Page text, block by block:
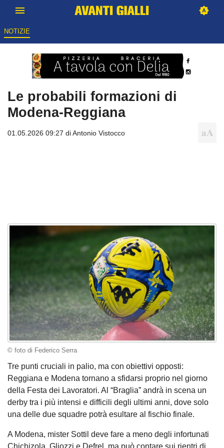
NOTIZIE
Le probabili formazioni di
Modena-Reggiana
01.05.2026 09:27 diAntonio Vistocco
© foto di Federico Serra
Tre punti cruciali in palio, ma con obiettivi opposti:
Reggiana e Modena tornano a sfidarsi proprio nel giorno
della Festa dei Lavoratori. Al “Braglia” andrà in scena un
derby tra i più intensi e difficili degli ultimi anni, dove solo
una delle due squadre potrà esultare al fischio finale.
A Modena, mister Sottil deve fare a meno degli infortunati
Chichizola, Gliozzi e Defrel, ma può contare sui rientri di